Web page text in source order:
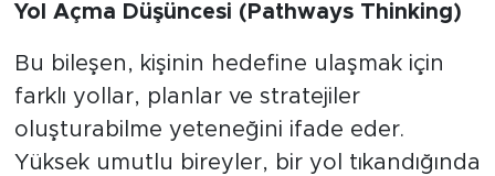
​Yol Açma Düşüncesi (Pathways Thinking)
​Bu bileşen, kişinin hedefine ulaşmak için
farklı yollar, planlar ve stratejiler
oluşturabilme yeteneğini ifade eder.
Yüksek umutlu bireyler, bir yol tıkandığında